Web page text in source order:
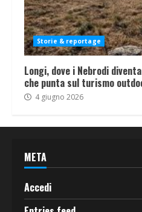
Storie & reportage
Longi, dove i Nebrodi
che punta sul turismo
4 giugno 2026
META
Accedi